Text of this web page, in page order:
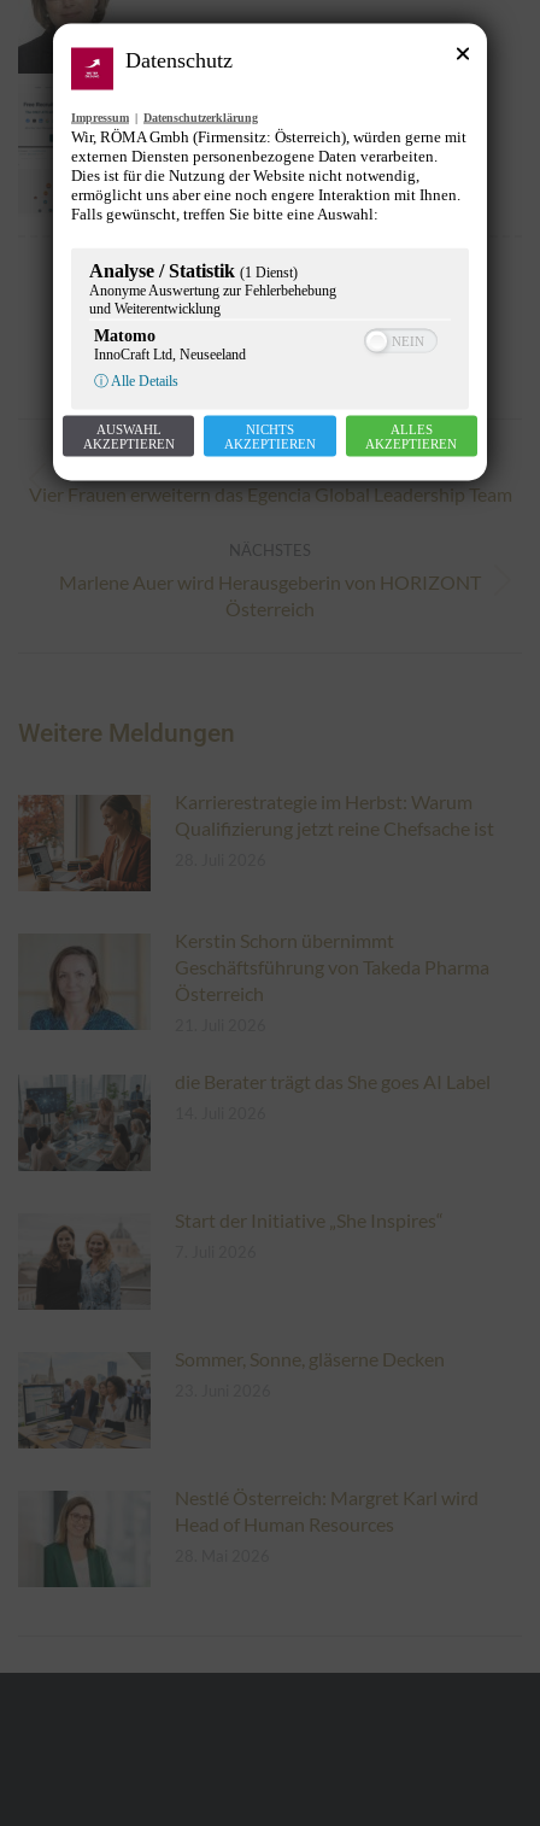
XINGLinkedIn
Facebook
Twitter
Pinterest
Email
Kommentarnavigation
ZURÜCK
Vorheriger
Vier Frauen erweitern das Egencia Global Leadership Team
NÄCHSTES
Nächster
Beitrag:
Marlene Auer wird Herausgeberin von HORIZONT
Österreich
Weitere Meldungen
Karrierestrategie im Herbst: Warum
Qualifizierung jetzt reine Chefsache ist
Kerstin Schorn übernimmt
Geschäftsführung von Takeda Pharma
Österreich
die Berater trägt das She goes AI Label
Start der Initiative „She Inspires“
Sommer, Sonne, gläserne Decken
Nestlé Österreich: Margret Karl wird
Head of Human Resources
Datenschutz
Impressum | Datenschutzerklärung
Wir, RÖMA Gmbh (Firmensitz: Österreich), würden gerne mit
externen Diensten personenbezogene Daten verarbeiten.
Dies ist für die Nutzung der Website nicht notwendig,
ermöglicht uns aber eine noch engere Interaktion mit Ihnen.
Falls gewünscht, treffen Sie bitte eine Auswahl:
Analyse / Statistik (1 Dienst)
Anonyme Auswertung zur Fehlerbehebung
und Weiterentwicklung
Matomo
InnoCraft Ltd, Neuseeland
ⓘ Alle Details
AUSWAHL
AKZEPTIEREN
NICHTS
AKZEPTIEREN
ALLES
AKZEPTIEREN